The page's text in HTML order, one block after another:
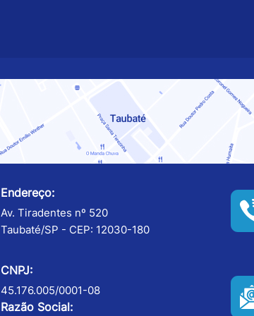
Endereço:
Av. Tiradentes nº 520
Taubaté/SP - CEP: 12030-180
CNPJ:
45.176.005/0001-08
Razão Social: